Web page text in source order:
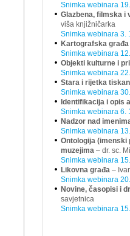
Snimka webinara
Glazbena, filmska i
viša knjižničarka
Snimka webinara 3.
Kartografska građa
Snimka webinara
Objekti kulturne i
Snimka webinara
Stara i rijetka
Snimka webinara
Identifikacija i opis
Snimka webinara 6.
Nadzor nad
Snimka webinara
Ontologija (imenski
muzejima – dr. sc.
Snimka webinara
Likovna građa –
Snimka webinara
Novine, časopisi i
savjetnica
Snimka webinara